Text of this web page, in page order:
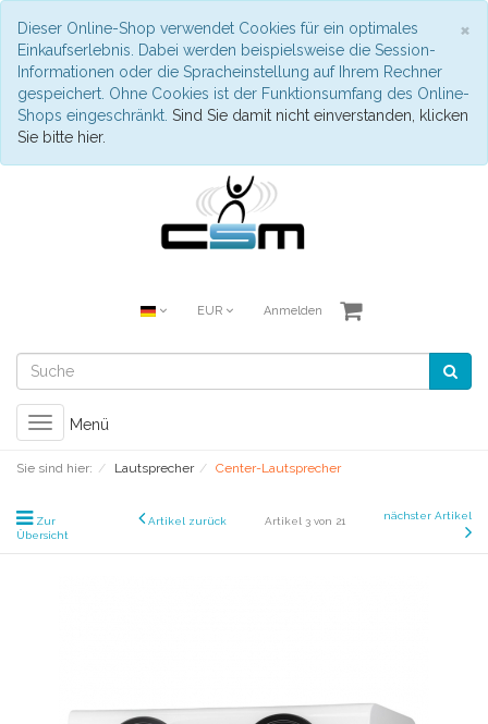
×
Dieser Online-Shop verwendet Cookies für ein optimales
Einkaufserlebnis. Dabei werden beispielsweise die Session-
Informationen oder die Spracheinstellung auf Ihrem Rechner
gespeichert. Ohne Cookies ist der Funktionsumfang des Online-
Shops eingeschränkt. Sind Sie damit nicht einverstanden, klicken
Sie bitte hier.
EUR Anmelden
Toggle
navigation
Menü
Sie sind hier: Lautsprecher Center-Lautsprecher
Zur
Übersicht
Artikel zurück Artikel 3 von 21 nächster Artikel